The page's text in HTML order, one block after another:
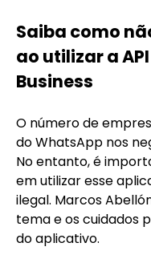
Saiba como
ao utilizar a
Business
O número de
do WhatsApp nos
No entanto, é
em utilizar esse
ilegal. Marcos
tema e os cuidados
do aplicativo.